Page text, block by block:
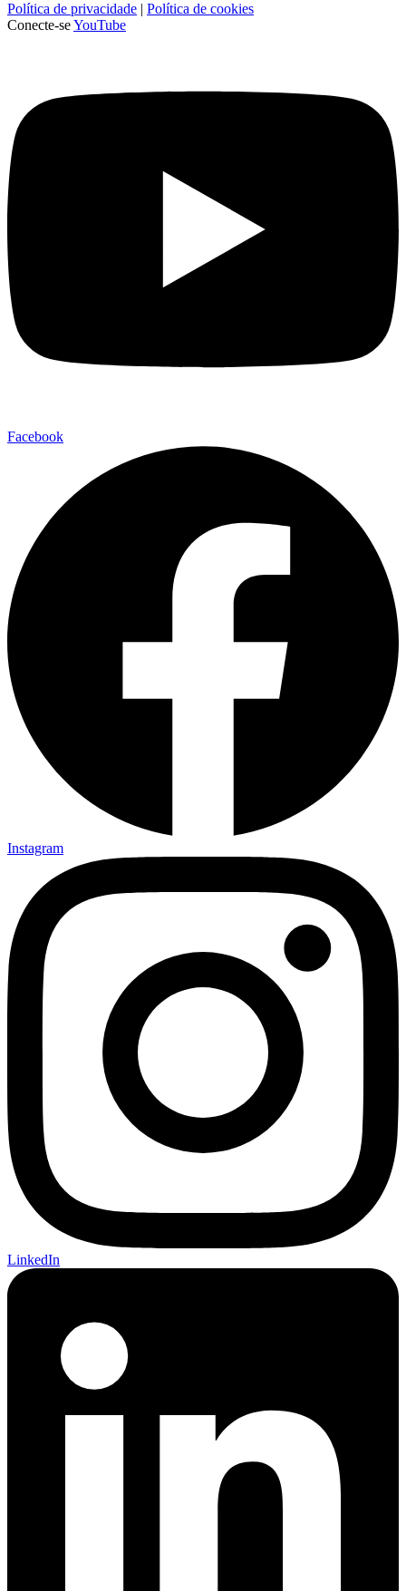
Política de privacidade | Política de cookies
Conecte-seYouTube
Facebook
Instagram
LinkedIn